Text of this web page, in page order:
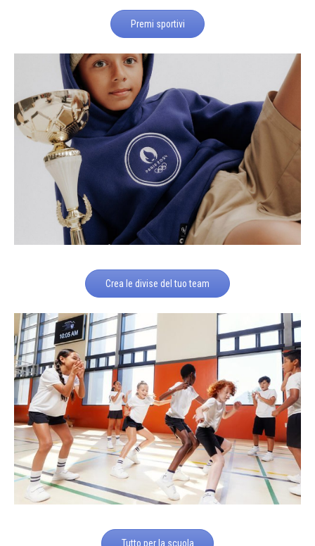
Premi sportivi
Crea le divise del tuo team
Tutto per la scuola